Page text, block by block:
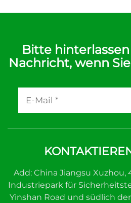
Bitte
Nachricht, wenn
Add: China Jiangsu Xuzhou,
Industriepark für
Yinshan Road und südlich